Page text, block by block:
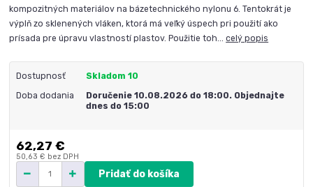
kompozitných materiálov na bázetechnického nylonu 6. Tentokrát je
výplň zo sklenených vláken, ktorá má veľký úspech pri použití ako
prísada pre úpravu vlastností plastov. Použitie toh...celý popis
Dostupnosť Skladom 10
Doba dodania
Doručenie 10.08.2026 do 18:00. Objednajte
dnes do 15:00
62,27 €
50,63 € bez DPH
Pridať do košíka